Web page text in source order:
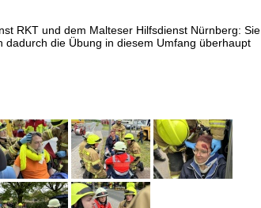
RKT und dem Malteser Hilfsdienst Nürnberg: Sie
die Übung in diesem Umfang überhaupt